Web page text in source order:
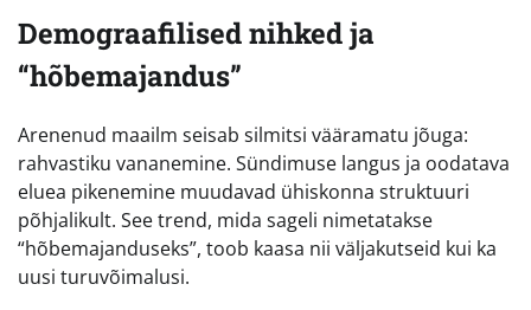
Demograafilised nihked ja
“hõbemajandus”
Arenenud maailm seisab silmitsi vääramatu jõuga:
rahvastiku vananemine. Sündimuse langus ja oodatava
eluea pikenemine muudavad ühiskonna struktuuri
põhjalikult. See trend, mida sageli nimetatakse
“hõbemajanduseks”, toob kaasa nii väljakutseid kui ka
uusi turuvõimalusi.